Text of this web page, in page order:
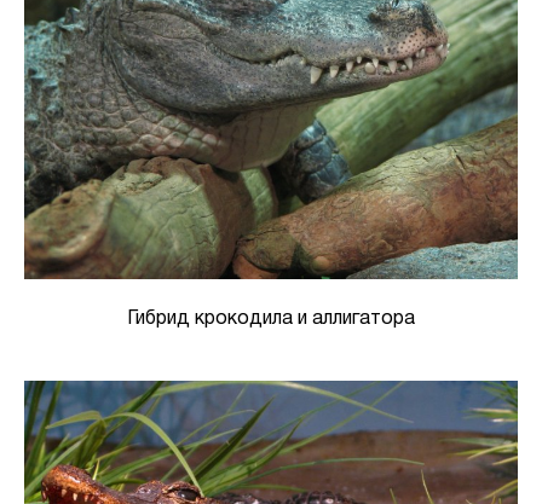
Гибрид крокодила и аллигатора